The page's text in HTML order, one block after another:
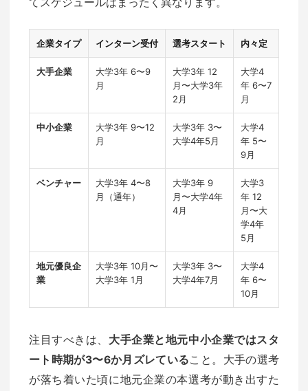
企業タイプ インターン受付 選考スタート 内々定
大手企業
大学3年 6〜9
月
大学3年 12
月〜大学3年
2月
大学4
年 6〜7
月
中小企業
大学3年 9〜12
月
大学3年 3〜
大学4年5月
大学4
年 5〜
9月
ベンチャー
大学3年 4〜8
月（通年）
大学3年 9
月〜大学4年
4月
大学3
年 12
月〜大
学4年
5月
地元優良企
業
大学3年 10月〜
大学3年 1月
大学3年 3〜
大学4年7月
大学4
年 6〜
10月
注目すべきは、 大手企業と地元中小企業ではスタ
ート時期が3〜6か月ズレていること。大手の選考
が落ち着いた頃に地元企業の本選考が動き出すた